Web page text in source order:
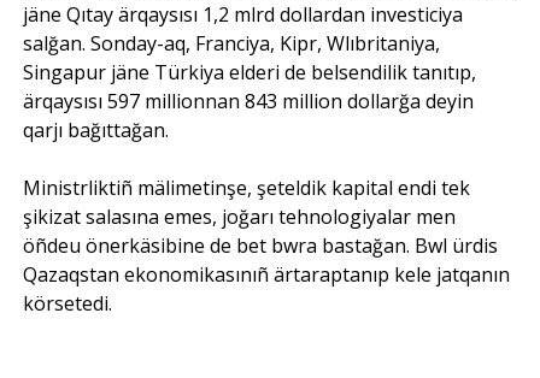
jäne Qıtay ärqaysısı 1,2 mlrd dollardan investiciya
salğan. Sonday-aq, Franciya, Kipr, Wlıbritaniya,
Singapur jäne Türkiya elderi de belsendilik tanıtıp,
ärqaysısı 597 millionnan 843 million dollarğa deyin
qarjı bağıttağan.
Ministrliktiñ mälimetinşe, şeteldik kapital endi tek
şikizat salasına emes, joğarı tehnologiyalar men
öñdeu önerkäsibine de bet bwra bastağan. Bwl ürdis
Qazaqstan ekonomikasınıñ ärtaraptanıp kele jatqanın
körsetedi.